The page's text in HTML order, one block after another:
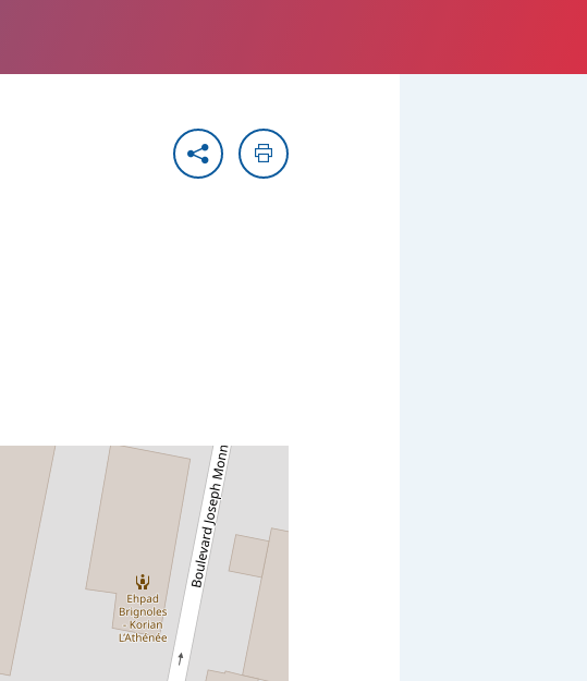
PartagerImprimer